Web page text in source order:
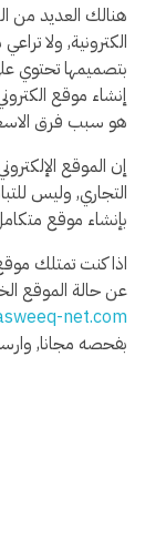
هنالك العديد من
الكترونية, ولا
بتصميمها تحتوي
إنشاء موقع
هو سبب فرق
إن الموقع
التجاري, وليس
بإنشاء موقع
اذا كنت تمتلك
عن حالة الموقع
net.com
بفحصه مجانا,